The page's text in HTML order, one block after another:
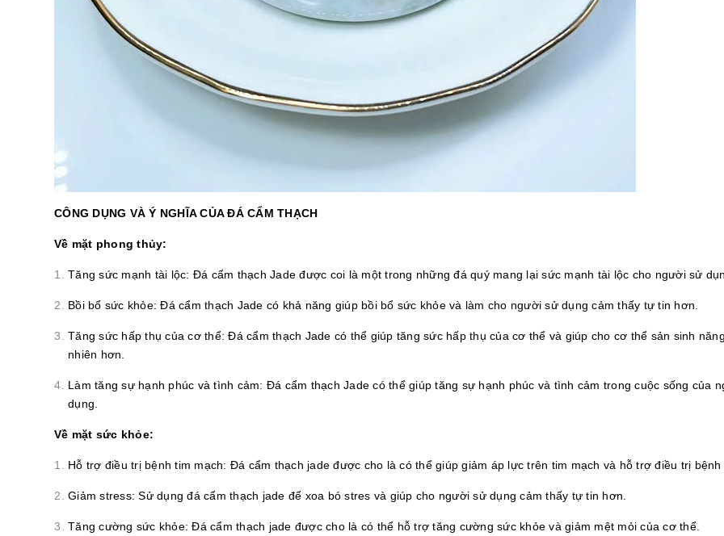
CÔNG DỤNG VÀ Ý NGHĨA CỦA ĐÁ CẨM THẠCH
Về mặt phong thủy:
Tăng sức mạnh tài lộc: Đá cẩm thạch Jade được coi là một trong những đá quý mang lại sức mạnh tài lộc cho người sử
Bồi bổ sức khỏe: Đá cẩm thạch Jade có khả năng giúp bồi bổ sức khỏe và làm cho người sử dụng cảm thấy tự tin hơn.
Tăng sức hấp thụ của cơ thể: Đá cẩm thạch Jade có thể giúp tăng sức hấp thụ của cơ thể và giúp cho cơ thể sản sinh
nhiên hơn.
Làm tăng sự hạnh phúc và tình cảm: Đá cẩm thạch Jade có thể giúp tăng sự hạnh phúc và tình cảm trong cuộc sống của
dụng.
Về mặt sức khỏe:
Hỗ trợ điều trị bệnh tim mạch: Đá cẩm thạch jade được cho là có thể giúp giảm áp lực trên tim mạch và hỗ trợ điều trị bệnh
Giảm stress: Sử dụng đá cẩm thạch jade để xoa bó stres và giúp cho người sử dụng cảm thấy tự tin hơn.
Tăng cường sức khỏe: Đá cẩm thạch jade được cho là có thể hỗ trợ tăng cường sức khỏe và giảm mệt mỏi của cơ thể.